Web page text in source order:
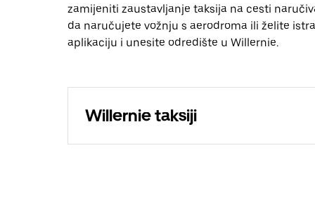
zamijeniti zaustavljanje taksija na cesti
da naručujete vožnju s aerodroma ili želite
aplikaciju i unesite odredište u Willernie.
Willernie taksiji